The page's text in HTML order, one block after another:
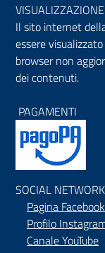
Il sito internet
essere
browser non
dei contenuti.
PAGAMENTI
SOCIAL
Pagina Facebook
Profilo
Canale YouTube